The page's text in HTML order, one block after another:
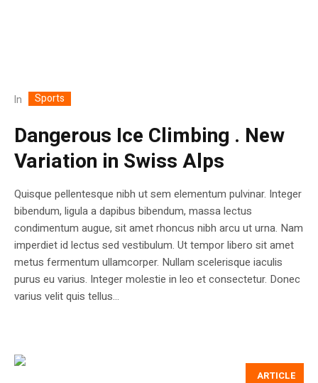
In Sports
Dangerous Ice Climbing . New
Variation in Swiss Alps
Quisque pellentesque nibh ut sem elementum pulvinar. Integer
bibendum, ligula a dapibus bibendum, massa lectus
condimentum augue, sit amet rhoncus nibh arcu ut urna. Nam
imperdiet id lectus sed vestibulum. Ut tempor libero sit amet
metus fermentum ullamcorper. Nullam scelerisque iaculis
purus eu varius. Integer molestie in leo et consectetur. Donec
varius velit quis tellus...
ARTICLE